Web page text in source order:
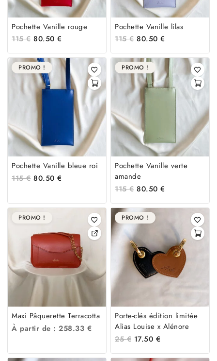
Pochette Vanille rouge
115€ 80.50 €
Pochette Vanille lilas
115€ 80.50 €
PROMO !
Pochette Vanille bleue roi
115€ 80.50 €
PROMO !
Pochette Vanille verte
amande
115€ 80.50 €
PROMO !
Maxi Pâquerette Terracotta
À partir de : 258.33 €
PROMO !
Porte-clés édition limitée
Alias Louise x Alénore
25€ 17.50 €